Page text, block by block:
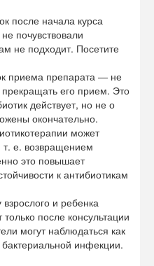
после начала курса
почувствовали
не подходит. Посетите
приема препарата — не
его прием. Это
действует, но не о
окончательно.
может
т. е. возвращением
это повышает
к антибиотикам
и ребенка
после консультации
могут наблюдаться как
инфекции.